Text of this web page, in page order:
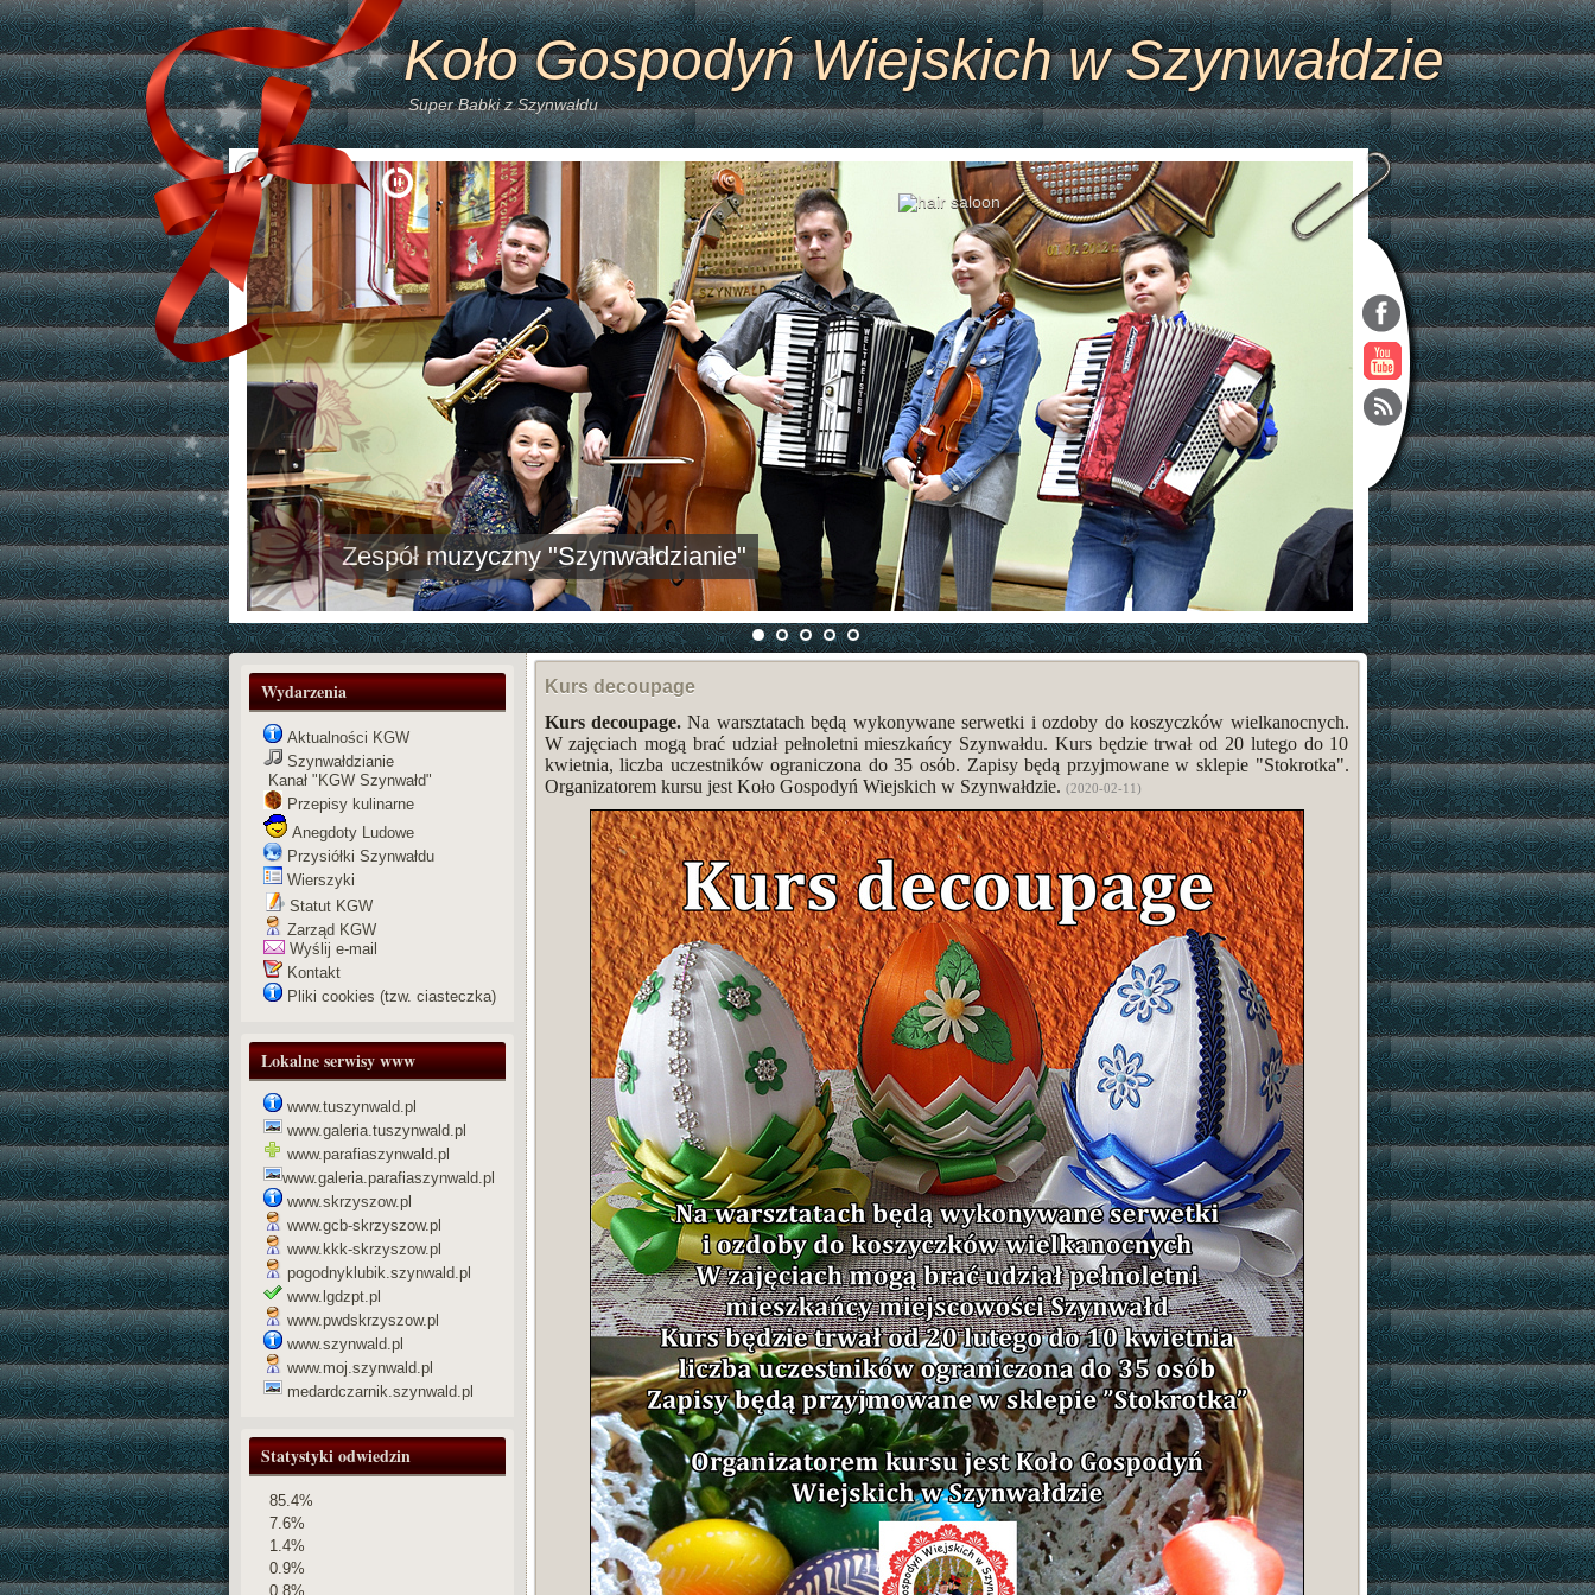
Zespół muzyczny "Szynwałdzianie"
Koło Gospodyń Wiejskich w Szynwałdzie
Super Babki z Szynwałdu
Wydarzenia
Aktualności KGW
Szynwałdzianie
Kanał "KGW Szynwałd"
Przepisy kulinarne
Anegdoty Ludowe
Przysiółki Szynwałdu
Wierszyki
Statut KGW
Zarząd KGW
Wyślij e-mail
Kontakt
Pliki cookies (tzw. ciasteczka)
Lokalne serwisy www
www.tuszynwald.pl
www.galeria.tuszynwald.pl
www.parafiaszynwald.pl
www.galeria.parafiaszynwald.pl
www.skrzyszow.pl
www.gcb-skrzyszow.pl
www.kkk-skrzyszow.pl
pogodnyklubik.szynwald.pl
www.lgdzpt.pl
www.pwdskrzyszow.pl
www.szynwald.pl
www.moj.szynwald.pl
medardczarnik.szynwald.pl
Statystyki odwiedzin
85.4%
7.6%
1.4%
0.9%
0.8%
Kurs decoupage
Kurs decoupage.Na warsztatach będą wykonywane serwetki i ozdoby do koszyczków wielkanocnych.
W zajęciach mogą brać udział pełnoletni mieszkańcy Szynwałdu. Kurs będzie trwał od 20 lutego do 10
kwietnia, liczba uczestników ograniczona do 35 osób. Zapisy będą przyjmowane w sklepie "Stokrotka".
Organizatorem kursu jest Koło Gospodyń Wiejskich w Szynwałdzie. (2020-02-11)